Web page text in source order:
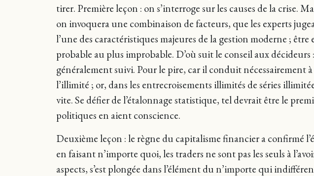
tirer. Première leçon : on s’interroge sur les causes de la crise.
on invoquera une combinaison de facteurs, que les experts
l’une des caractéristiques majeures de la gestion moderne ;
probable au plus improbable. D’où suit le conseil aux
généralement suivi. Pour le pire, car il conduit nécessairement
l’illimité ; or, dans les entrecroisements illimités de séries
vite. Se défier de l’étalonnage statistique, tel devrait être le
politiques en aient conscience.
Deuxième leçon : le règne du capitalisme financier a confirmé
en faisant n’importe quoi, les traders ne sont pas les seuls à
aspects, s’est plongée dans l’élément du n’importe qui